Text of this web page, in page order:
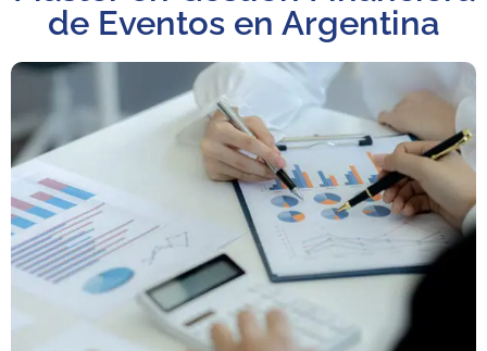
de Eventos en Argentina